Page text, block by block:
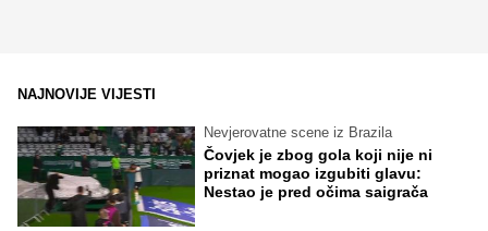
NAJNOVIJE VIJESTI
Nevjerovatne scene iz Brazila
Čovjek je zbog gola koji nije ni
priznat mogao izgubiti glavu:
Nestao je pred očima saigrača